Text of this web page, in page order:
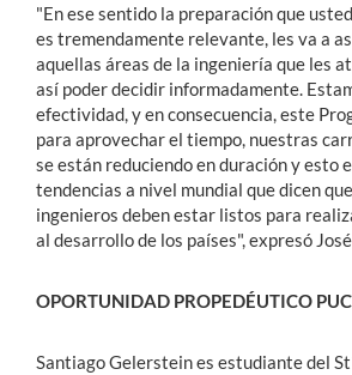
"En ese sentido la preparación que
es tremendamente relevante, les va a
aquellas áreas de la ingeniería que les
así poder decidir informadamente.
efectividad, y en consecuencia, este
para aprovechar el tiempo, nuestras
se están reduciendo en duración y esto
tendencias a nivel mundial que dicen
ingenieros deben estar listos para
al desarrollo de los países", expresó
OPORTUNIDAD PROPEDÉUTICO
Santiago Gelerstein es estudiante del